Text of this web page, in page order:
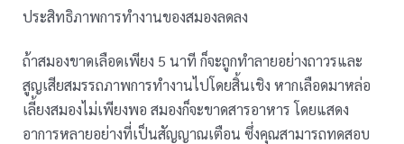
ประสิทธิภาพการทำงานของสมองลดลง
ถ้าสมองขาดเลือดเพียง 5 นาที ก็จะถูกทำลายอย่างถาวรและ
สูญเสียสมรรถภาพการทำงานไปโดยสิ้นเชิง หากเลือดมาหล่อ
เลี้ยงสมองไม่เพียงพอ สมองก็จะขาดสารอาหาร โดยแสดง
อาการหลายอย่างที่เป็นสัญญาณเตือน ซึ่งคุณสามารถทดสอบ